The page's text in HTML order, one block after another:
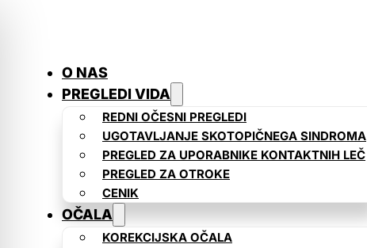
O NAS
PREGLEDI VIDA
REDNI OČESNI PREGLEDI
UGOTAVLJANJE SKOTOPIČNEGA SINDROMA
PREGLED ZA UPORABNIKE KONTAKTNIH LEČ
PREGLED ZA OTROKE
CENIK
OČALA
KOREKCIJSKA OČALA